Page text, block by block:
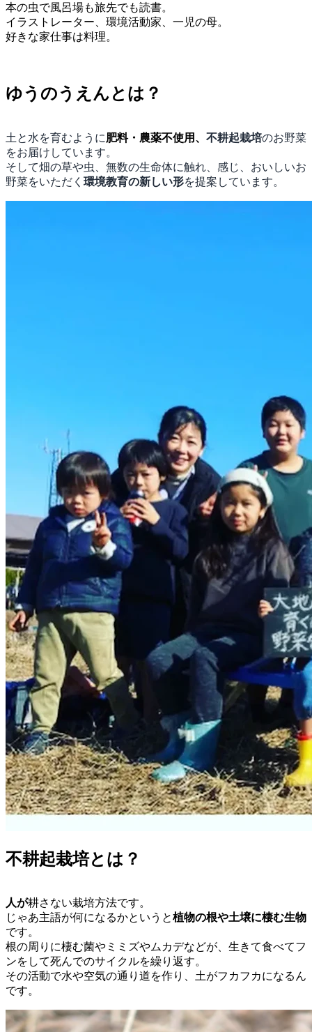
本の虫で風呂場も旅先でも読書。
イラストレーター、環境活動家、一児の母。
好きな家仕事は料理。
ゆうのうえんとは？
土と水を育むように肥料・ 農薬不使用、 不耕起栽培のお野菜
をお届けしています。
そして畑の草や虫、無数の生命体に触れ、感じ、おいしいお
野菜をいただく 環境教育の新しい形を提案しています。
不耕起栽培とは？
人が耕さない栽培方法です。
じゃあ主語が何になるかというと植物の根や土壌に棲む生物
です。
根の周りに棲む菌やミミズやムカデなどが、生きて食べてフ
ンをして死んでのサイクルを繰り返す。
その活動で水や空気の通り道を作り、土がフカフカになるん
です。